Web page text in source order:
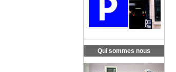
Qui sommes nous